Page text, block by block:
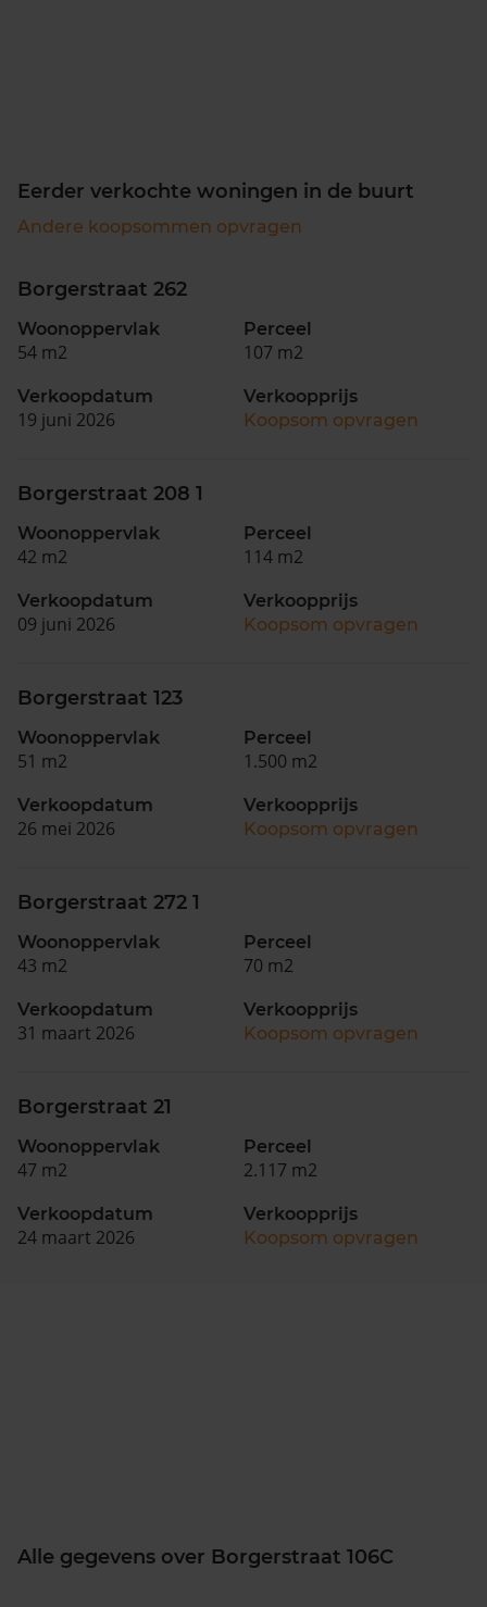
Eerder verkochte woningen in de buurt
Andere koopsommen opvragen
Borgerstraat 262
Woonoppervlak
54 m2
Perceel
107 m2
Verkoopdatum
19 juni 2026
Verkoopprijs
Koopsom opvragen
Borgerstraat 208 1
Woonoppervlak
42 m2
Perceel
114 m2
Verkoopdatum
09 juni 2026
Verkoopprijs
Koopsom opvragen
Borgerstraat 123
Woonoppervlak
51 m2
Perceel
1.500 m2
Verkoopdatum
26 mei 2026
Verkoopprijs
Koopsom opvragen
Borgerstraat 272 1
Woonoppervlak
43 m2
Perceel
70 m2
Verkoopdatum
31 maart 2026
Verkoopprijs
Koopsom opvragen
Borgerstraat 21
Woonoppervlak
47 m2
Perceel
2.117 m2
Verkoopdatum
24 maart 2026
Verkoopprijs
Koopsom opvragen
Alle gegevens over Borgerstraat 106C